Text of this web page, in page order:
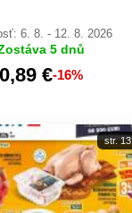
6. 8. - 12. 8. 2026
5 dnů
0,89 €-16%
str. 13